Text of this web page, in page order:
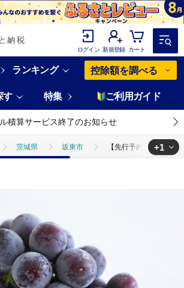
ログイン 新規登録 カート
ランキング 控除額を調べる
す 特集 ご利用ガイド
積算サービス終了のお知らせ
茨城県 坂東市 【先行予約】巨峰 約
+1